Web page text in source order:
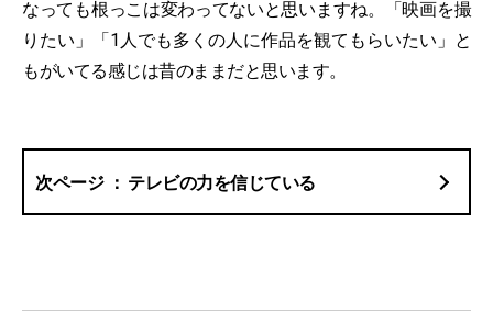
なっても根っこは変わってないと思いますね。「映画を撮
りたい」「1人でも多くの人に作品を観てもらいたい」と
もがいてる感じは昔のままだと思います。
テレビの力を信じている